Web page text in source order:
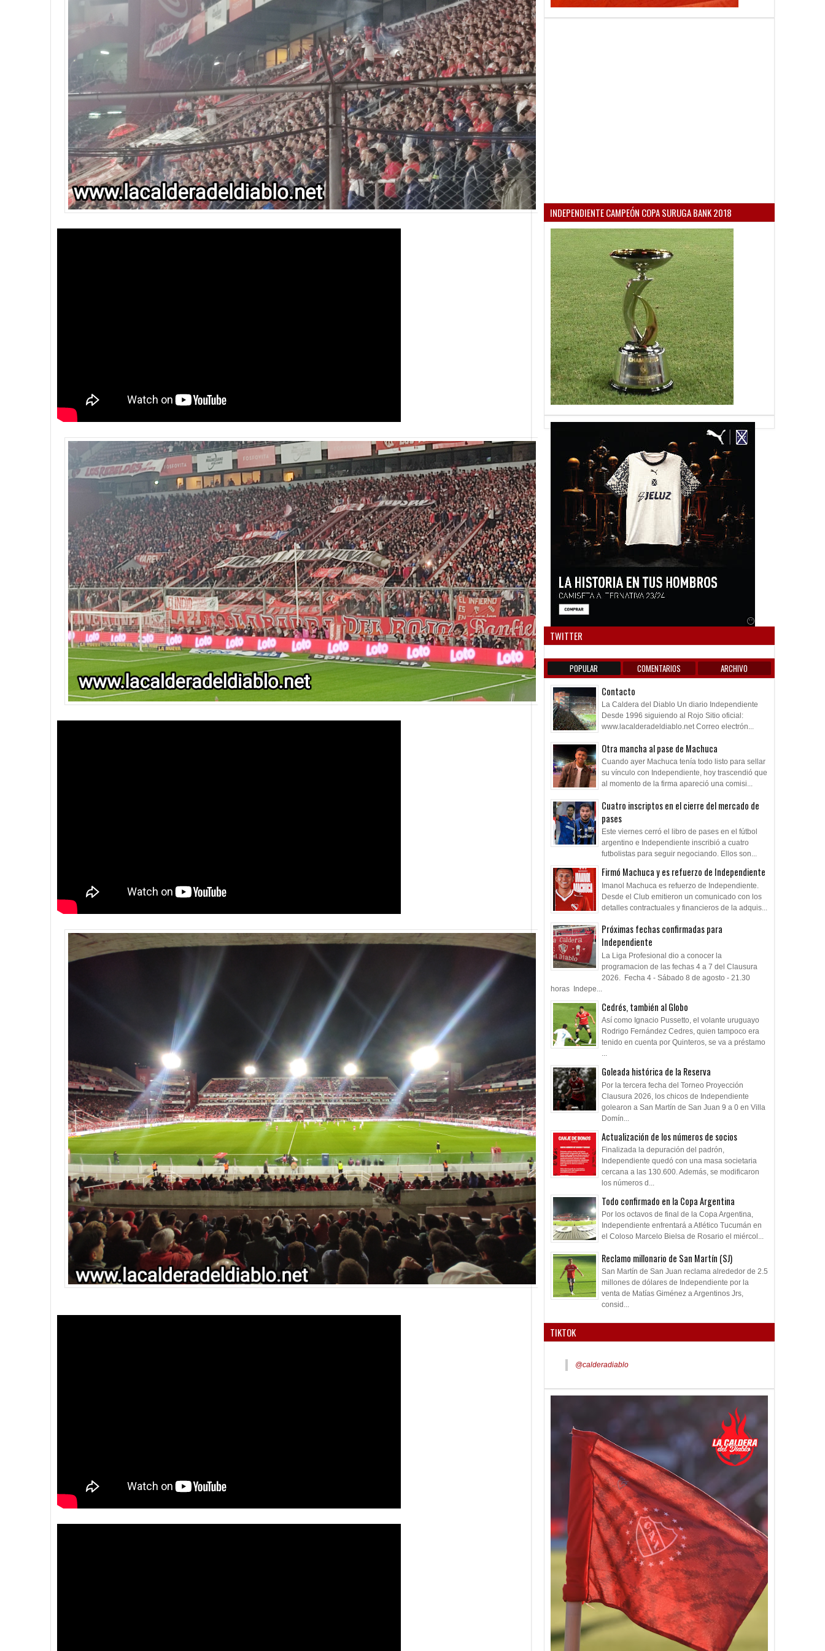
INDEPENDIENTE CAMPEÓN COPA SURUGA BANK 2018
TWITTER
POPULAR COMENTARIOS ARCHIVO
Contacto
La Caldera del Diablo Un diario Independiente
Desde 1996 siguiendo al Rojo Sitio oficial:
www.lacalderadeldiablo.net Correo electrón...
Otra mancha al pase de Machuca
Cuando ayer Machuca tenía todo listo para sellar
su vínculo con Independiente, hoy trascendió que
al momento de la firma apareció una comisi...
Cuatro inscriptos en el cierre del mercado de
pases
Este viernes cerró el libro de pases en el fútbol
argentino e Independiente inscribió a cuatro
futbolistas para seguir negociando. Ellos son...
Firmó Machuca y es refuerzo de Independiente
Imanol Machuca es refuerzo de Independiente.
Desde el Club emitieron un comunicado con los
detalles contractuales y financieros de la adquis...
Próximas fechas confirmadas para
Independiente
La Liga Profesional dio a conocer la
programacion de las fechas 4 a 7 del Clausura
2026. Fecha 4 - Sábado 8 de agosto - 21.30
horas Indepe...
Cedrés, también al Globo
Así como Ignacio Pussetto, el volante uruguayo
Rodrigo Fernández Cedres, quien tampoco era
tenido en cuenta por Quinteros, se va a préstamo
...
Goleada histórica de la Reserva
Por la tercera fecha del Torneo Proyección
Clausura 2026, los chicos de Independiente
golearon a San Martín de San Juan 9 a 0 en Villa
Domín...
Actualización de los números de socios
Finalizada la depuración del padrón,
Independiente quedó con una masa societaria
cercana a las 130.600. Además, se modificaron
los números d...
Todo confirmado en la Copa Argentina
Por los octavos de final de la Copa Argentina,
Independiente enfrentará a Atlético Tucumán en
el Coloso Marcelo Bielsa de Rosario el miércol...
Reclamo millonario de San Martín (SJ)
San Martín de San Juan reclama alrededor de 2.5
millones de dólares de Independiente por la
venta de Matías Giménez a Argentinos Jrs,
consid...
TIKTOK
@calderadiablo